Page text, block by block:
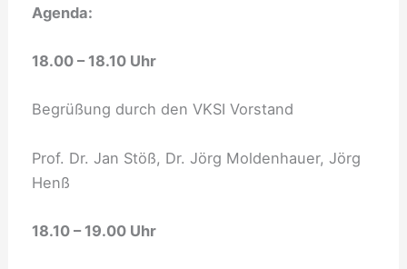
Agenda:
18.00 – 18.10 Uhr
Begrüßung durch den VKSI Vorstand
Prof. Dr. Jan Stöß, Dr. Jörg Moldenhauer, Jörg
Henß
18.10 – 19.00 Uhr